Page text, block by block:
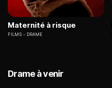
Maternité à risque
FILMS DRAME
Drame à venir